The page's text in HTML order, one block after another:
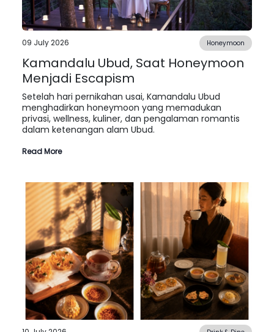
09 July 2026 Honeymoon
Kamandalu Ubud, Saat Honeymoon
Menjadi Escapism
Setelah hari pernikahan usai, Kamandalu Ubud
menghadirkan honeymoon yang memadukan
privasi, wellness, kuliner, dan pengalaman romantis
dalam ketenangan alam Ubud.
Read More